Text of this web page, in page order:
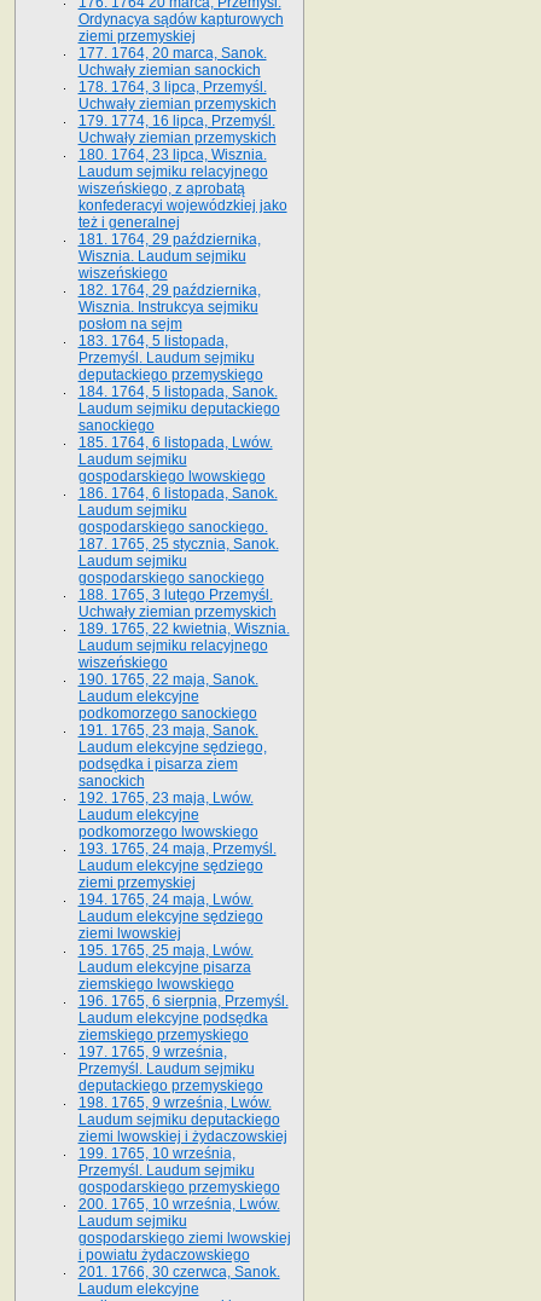
Ordynacya sądów kapturowych
ziemi przemyskiej
177. 1764, 20 marca, Sanok.
Uchwały ziemian sanockich
178. 1764, 3 lipca, Przemyśl.
Uchwały ziemian przemyskich
179. 1774, 16 lipca, Przemyśl.
Uchwały ziemian przemyskich
180. 1764, 23 lipca, Wisznia.
Laudum sejmiku relacyjnego
wiszeńskiego, z aprobatą
konfederacyi wojewódzkiej jako
też i generalnej
181. 1764, 29 października,
Wisznia. Laudum sejmiku
wiszeńskiego
182. 1764, 29 października,
Wisznia. Instrukcya sejmiku
posłom na sejm
183. 1764, 5 listopada,
Przemyśl. Laudum sejmiku
deputackiego przemyskiego
184. 1764, 5 listopada, Sanok.
Laudum sejmiku deputackiego
sanockiego
185. 1764, 6 listopada, Lwów.
Laudum sejmiku
gospodarskiego lwowskiego
186. 1764, 6 listopada, Sanok.
Laudum sejmiku
gospodarskiego sanockiego.
187. 1765, 25 stycznia, Sanok.
Laudum sejmiku
gospodarskiego sanockiego
188. 1765, 3 lutego Przemyśl.
Uchwały ziemian przemyskich
189. 1765, 22 kwietnia, Wisznia.
Laudum sejmiku relacyjnego
wiszeńskiego
190. 1765, 22 maja, Sanok.
Laudum elekcyjne
podkomorzego sanockiego
191. 1765, 23 maja, Sanok.
Laudum elekcyjne sędziego,
podsędka i pisarza ziem
sanockich
192. 1765, 23 maja, Lwów.
Laudum elekcyjne
podkomorzego lwowskiego
193. 1765, 24 maja, Przemyśl.
Laudum elekcyjne sędziego
ziemi przemyskiej
194. 1765, 24 maja, Lwów.
Laudum elekcyjne sędziego
ziemi lwowskiej
195. 1765, 25 maja, Lwów.
Laudum elekcyjne pisarza
ziemskiego lwowskiego
196. 1765, 6 sierpnia, Przemyśl.
Laudum elekcyjne podsędka
ziemskiego przemyskiego
197. 1765, 9 września,
Przemyśl. Laudum sejmiku
deputackiego przemyskiego
198. 1765, 9 września, Lwów.
Laudum sejmiku deputackiego
ziemi lwowskiej i żydaczowskiej
199. 1765, 10 września,
Przemyśl. Laudum sejmiku
gospodarskiego przemyskiego
200. 1765, 10 września, Lwów.
Laudum sejmiku
gospodarskiego ziemi lwowskiej
i powiatu żydaczowskiego
201. 1766, 30 czerwca, Sanok.
Laudum elekcyjne